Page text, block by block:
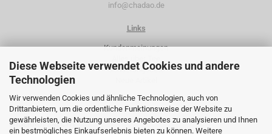
Diese Webseite verwendet Cookies und andere
Technologien
Wir verwenden Cookies und ähnliche Technologien, auch von
Drittanbietern, um die ordentliche Funktionsweise der Website zu
gewährleisten, die Nutzung unseres Angebotes zu analysieren und Ihnen
ein bestmögliches Einkaufserlebnis bieten zu können. Weitere
info@chadao.de
Links
Kundenmeinungen
Sonderangebote
WIDERRUFSRECHT